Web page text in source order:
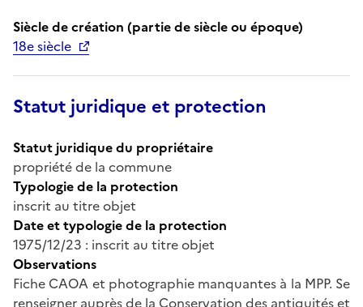
Siècle de création (partie de siècle ou époque)
18e siècle
Statut juridique et protection
Statut juridique du propriétaire
propriété de la commune
Typologie de la protection
inscrit au titre objet
Date et typologie de la protection
1975/12/23 : inscrit au titre objet
Observations
Fiche CAOA et photographie manquantes à la MPP. Se
renseigner auprès de la Conservation des antiquités et